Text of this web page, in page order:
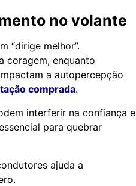
no volante
“dirige melhor”.
coragem, enquanto
a autopercepção
comprada.
interferir na confiança e
para quebrar
ajuda a